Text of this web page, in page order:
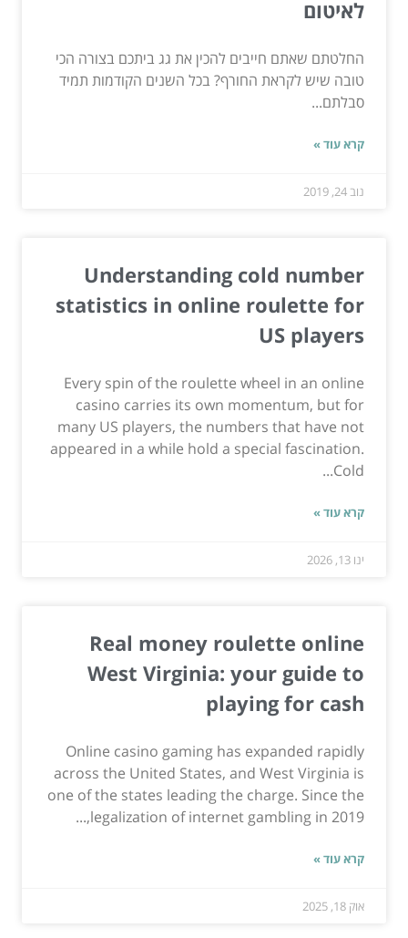
לאיטום
החלטתם שאתם חייבים להכין את גג ביתכם בצורה הכי
טובה שיש לקראת החורף? בכל השנים הקודמות תמיד
סבלתם...
קרא עוד »
נוב 24, 2019
Understanding cold number
statistics in online roulette for
US players
Every spin of the roulette wheel in an online
casino carries its own momentum, but for
many US players, the numbers that have not
appeared in a while hold a special fascination.
Cold...
קרא עוד »
ינו 13, 2026
Real money roulette online
West Virginia: your guide to
playing for cash
Online casino gaming has expanded rapidly
across the United States, and West Virginia is
one of the states leading the charge. Since the
legalization of internet gambling in 2019,...
קרא עוד »
אוק 18, 2025